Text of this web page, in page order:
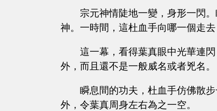
宗元神情陡地一變，身形一閃
神。一時間，這杜血手向哪一個走
這一幕，看得葉真眼中光華連
外，而且還不是一般威名或者兇名。
瞬息間的功夫，杜血手仿佛散
外，令葉真周身左右為之一空。